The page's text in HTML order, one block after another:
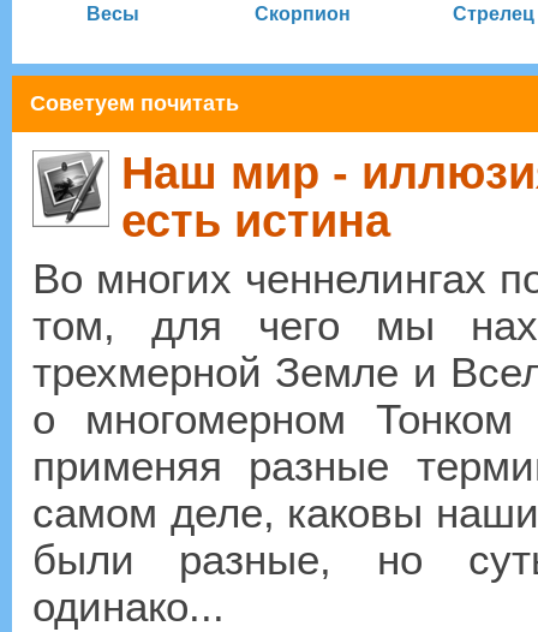
Весы Скорпион Стрелец
Советуем почитать
Наш мир -
есть истина
Во многих ченнелингах
том, для чего мы
трехмерной Земле и
о многомерном
применяя разные
самом деле, каковы
были разные, но
одинако...